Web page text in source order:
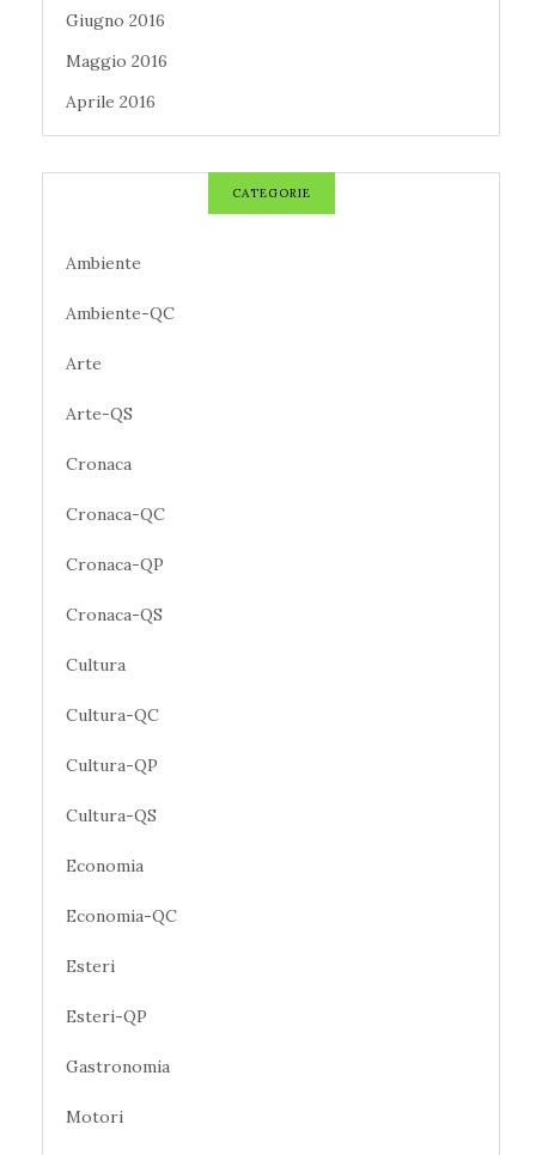
Giugno 2016
Maggio 2016
Aprile 2016
CATEGORIE
Ambiente
Ambiente-QC
Arte
Arte-QS
Cronaca
Cronaca-QC
Cronaca-QP
Cronaca-QS
Cultura
Cultura-QC
Cultura-QP
Cultura-QS
Economia
Economia-QC
Esteri
Esteri-QP
Gastronomia
Motori